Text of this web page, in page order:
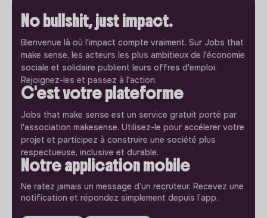
No bullshit, just impact.
Bienvenue là où l'impact compte vraiment. Sur Jobs that
make sense, les acteurs les plus ambitieux de l'économie
sociale et solidaire publient leurs offres d'emploi.
Rejoignez-les et passez à l'action.
C'est votre plateforme
Jobs that make sense est un service gratuit porté par
l'association makesense. Utilisez-le pour accélerer votre
projet et participez à construire une société plus
respectueuse, inclusive et durable.
Notre application mobile
Ne ratez jamais un message d’un recruteur. Recevez une
notification et répondez simplement depuis l’app.